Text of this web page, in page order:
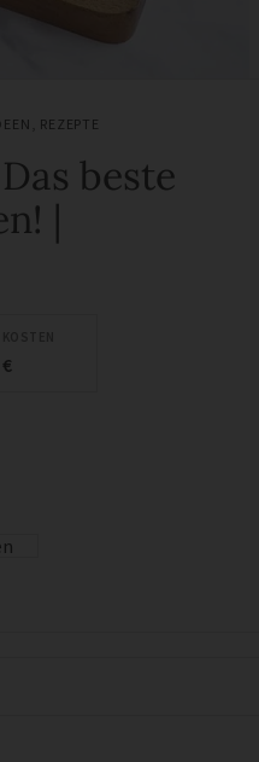
REZEPTE
beste
|
€